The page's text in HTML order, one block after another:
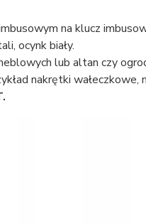
na klucz
ocynk biały.
lub altan czy
nakrętki